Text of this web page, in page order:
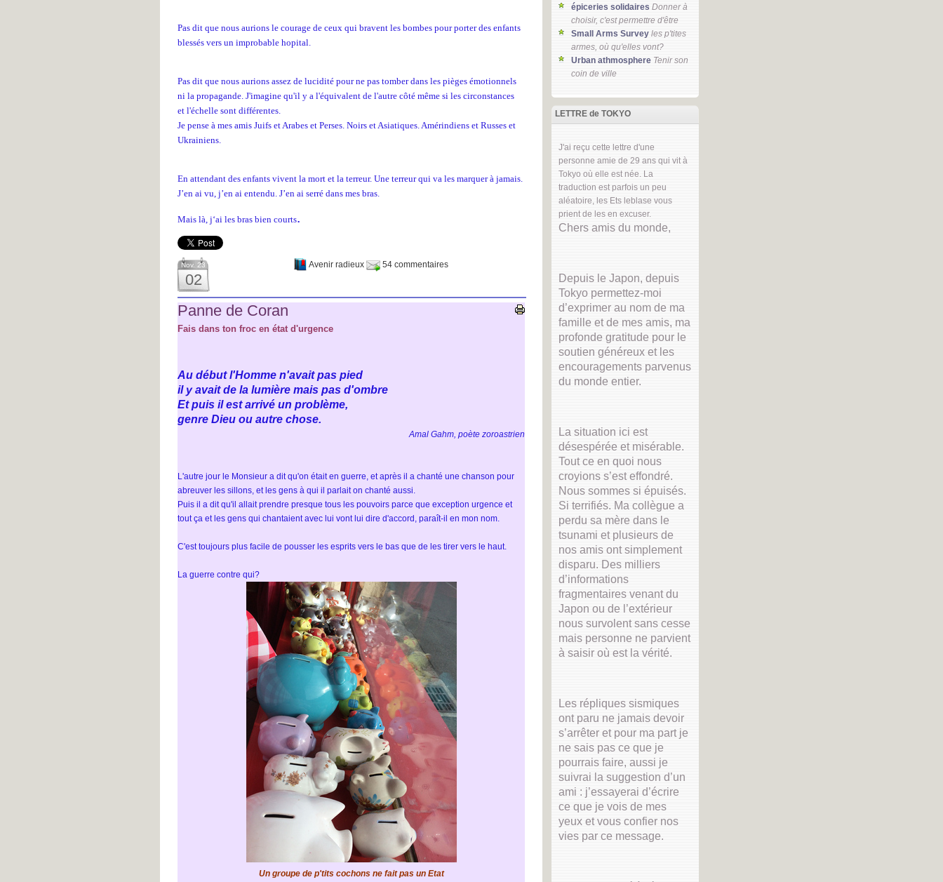
Pas dit que nous aurions le courage de ceux qui bravent les bombes pour porter des enfants
blessés vers un improbable hopital.
Pas dit que nous aurions assez de lucidité pour ne pas tomber dans les pièges émotionnels
ni la propagande. J'imagine qu'il y a l'équivalent de l'autre côté même si les circonstances
et l'échelle sont différentes.
Je pense à mes amis Juifs et Arabes et Perses. Noirs et Asiatiques. Amérindiens et Russes et
Ukrainiens.
En attendant des enfants vivent la mort et la terreur. Une terreur qui va les marquer à jamais.
J’en ai vu, j’en ai entendu. J’en ai serré dans mes bras.
Mais là, j‘ai les bras bien courts.
Nov. 23
02
Avenir radieux 54 commentaires
Panne de Coran
Fais dans ton froc en état d'urgence
Au début l'Homme n'avait pas pied
il y avait de la lumière mais pas d'ombre
Et puis il est arrivé un problème,
genre Dieu ou autre chose.
Amal Gahm, poète zoroastrien
L'autre jour le Monsieur a dit qu'on était en guerre, et après il a chanté une chanson pour
abreuver les sillons, et les gens à qui il parlait on chanté aussi.
Puis il a dit qu'il allait prendre presque tous les pouvoirs parce que exception urgence et
tout ça et les gens qui chantaient avec lui vont lui dire d'accord, paraît-il en mon nom.
C'est toujours plus facile de pousser les esprits vers le bas que de les tirer vers le haut.
La guerre contre qui?
Un groupe de p'tits cochons ne fait pas un Etat
épiceries solidaires Donner à
choisir, c'est permettre d'être
Small Arms Survey les p'tites
armes, où qu'elles vont?
Urban athmosphere Tenir son
coin de ville
LETTRE de TOKYO
J'ai reçu cette lettre d'une
personne amie de 29 ans qui vit à
Tokyo où elle est née. La
traduction est parfois un peu
aléatoire, les Ets leblase vous
prient de les en excuser.
Chers amis du monde,
Depuis le Japon, depuis
Tokyo permettez-moi
d’exprimer au nom de ma
famille et de mes amis, ma
profonde gratitude pour le
soutien généreux et les
encouragements parvenus
du monde entier.
La situation ici est
désespérée et misérable.
Tout ce en quoi nous
croyions s’est effondré.
Nous sommes si épuisés.
Si terrifiés. Ma collègue a
perdu sa mère dans le
tsunami et plusieurs de
nos amis ont simplement
disparu. Des milliers
d’informations
fragmentaires venant du
Japon ou de l’extérieur
nous survolent sans cesse
mais personne ne parvient
à saisir où est la vérité.
Les répliques sismiques
ont paru ne jamais devoir
s’arrêter et pour ma part je
ne sais pas ce que je
pourrais faire, aussi je
suivrai la suggestion d’un
ami : j’essayerai d’écrire
ce que je vois de mes
yeux et vous confier nos
vies par ce message.